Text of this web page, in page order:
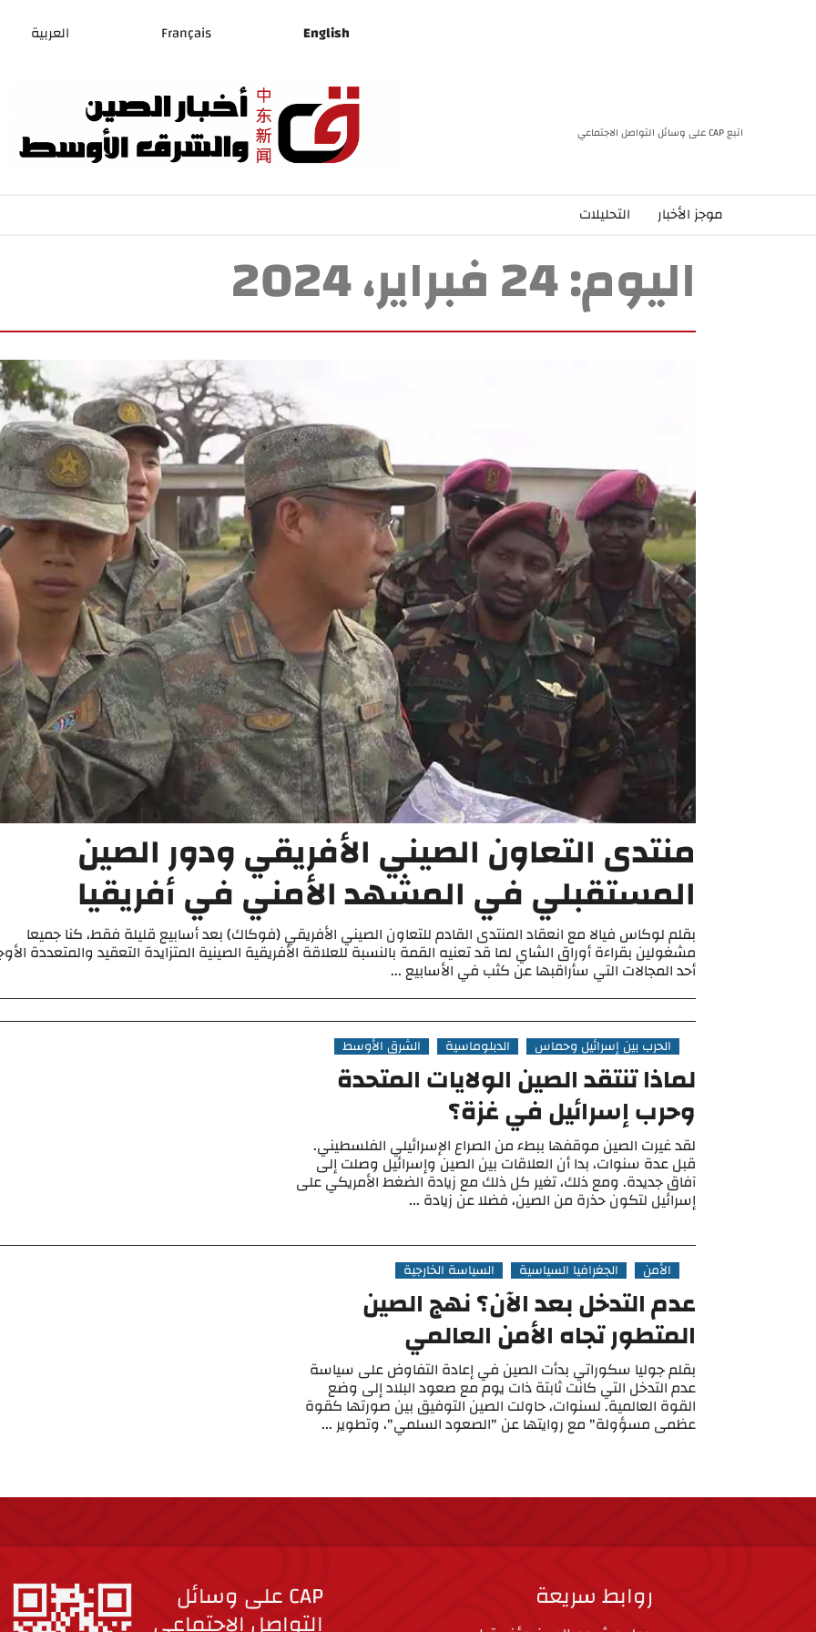
English
Français العربية
اتبع CAP على وسائل التواصل الاجتماعي
موجز الأخبار التحليلات
اليوم:24 فبراير، 2024
منتدى التعاون الصيني الأفريقي ودور الصين
المستقبلي في المشهد الأمني في أفريقيا
بقلم لوكاس فيالا مع انعقاد المنتدى القادم للتعاون الصيني الأفريقي (فوكاك) بعد أسابيع قليلة فقط، كنا جميعا
مشغولين بقراءة أوراق الشاي لما قد تعنيه القمة بالنسبة للعلاقة الأفريقية الصينية المتزايدة التعقيد والمتعددة
أحد المجالات التي سأراقبها عن كثب في الأسابيع ...
الحرب بين إسرائيل وحماس الدبلوماسية الشرق الأوسط
لماذا تنتقد الصين الولايات المتحدة
وحرب إسرائيل في غزة؟
لقد غيرت الصين موقفها ببطء من الصراع الإسرائيلي الفلسطيني.
قبل عدة سنوات، بدا أن العلاقات بين الصين وإسرائيل وصلت إلى
آفاق جديدة. ومع ذلك، تغير كل ذلك مع زيادة الضغط الأمريكي على
إسرائيل لتكون حذرة من الصين، فضلا عن زيادة ...
الأمن الجغرافيا السياسية السياسة الخارجية
عدم التدخل بعد الآن؟ نهج الصين
المتطور تجاه الأمن العالمي
بقلم جوليا سكوراتي بدأت الصين في إعادة التفاوض على سياسة
عدم التدخل التي كانت ثابتة ذات يوم مع صعود البلاد إلى وضع
القوة العالمية. لسنوات، حاولت الصين التوفيق بين صورتها كقوة
عظمى مسؤولة" مع روايتها عن "الصعود السلمي"، وتطوير ...
روابط سريعة CAP على وسائل